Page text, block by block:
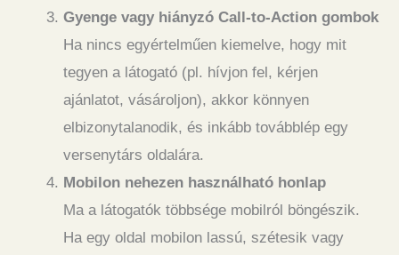
Gyenge vagy hiányzó Call-to-Action gombok
Ha nincs egyértelműen kiemelve, hogy mit
tegyen a látogató (pl. hívjon fel, kérjen
ajánlatot, vásároljon), akkor könnyen
elbizonytalanodik, és inkább továbblép egy
versenytárs oldalára.
Mobilon nehezen használható honlap
Ma a látogatók többsége mobilról böngészik.
Ha egy oldal mobilon lassú, szétesik vagy